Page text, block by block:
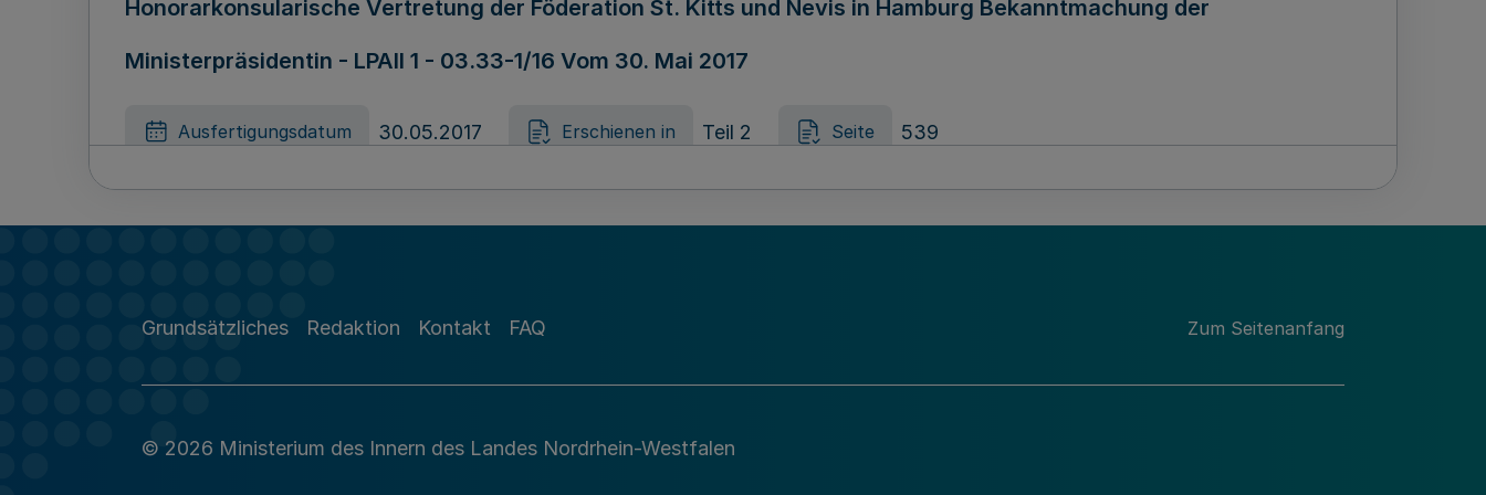
Honorarkonsularische Vertretung der Föderation St. Kitts und Nevis in Hamburg Bekanntmachung der
Ministerpräsidentin - LPAII 1 - 03.33-1/16 Vom 30. Mai 2017
Ausfertigungsdatum 30.05.2017 Erschienen in Teil 2 Seite 539
Grundsätzliches Redaktion Kontakt FAQ Zum Seitenanfang
© 2026 Ministerium des Innern des Landes Nordrhein-Westfalen